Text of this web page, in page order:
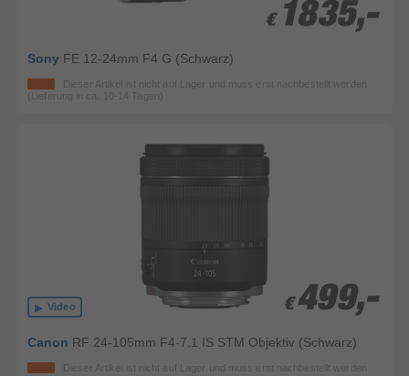
€ 1835,-
€ 1835,-
Sony FE 12-24mm F4 G (Schwarz)
Dieser Artikel ist nicht auf Lager und muss erst nachbestellt werden
(Lieferung in ca. 10-14 Tagen)
Video € 499,-
€ 499,-
Canon RF 24-105mm F4-7.1 IS STM Objektiv (Schwarz)
Dieser Artikel ist nicht auf Lager und muss erst nachbestellt werden